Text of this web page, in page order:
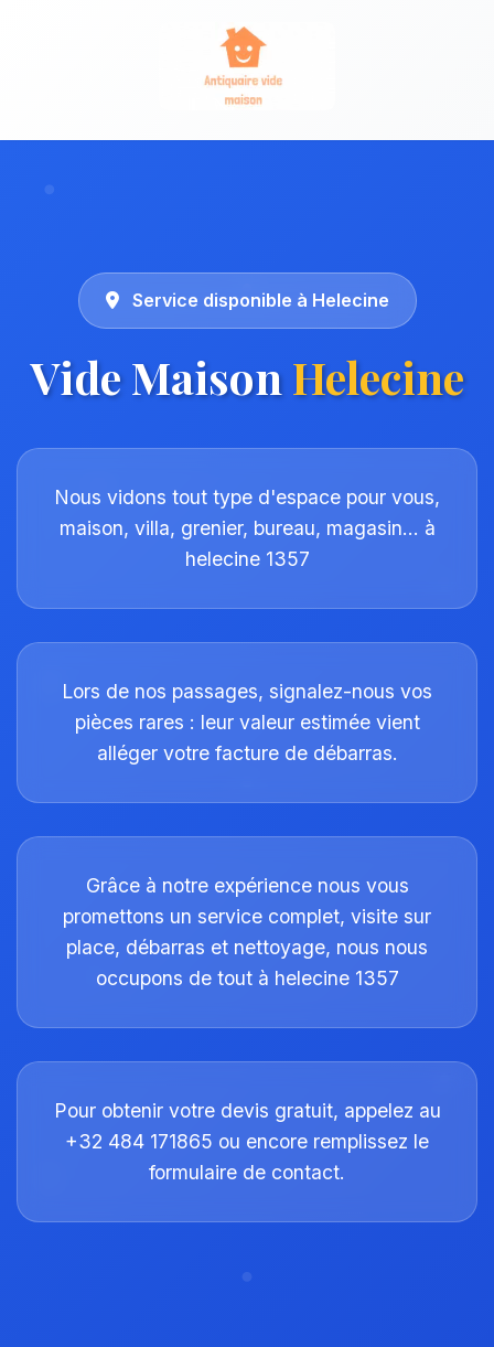
Service disponible à Helecine
Vide MaisonHelecine
Nous vidons tout type d'espace pour vous,
maison, villa, grenier, bureau, magasin… à
helecine 1357
Lors de nos passages, signalez-nous vos
pièces rares : leur valeur estimée vient
alléger votre facture de débarras.
Grâce à notre expérience nous vous
promettons un service complet, visite sur
place, débarras et nettoyage, nous nous
occupons de tout à helecine 1357
Pour obtenir votre devis gratuit, appelez au
+32 484 171865 ou encore remplissez le
formulaire de contact.